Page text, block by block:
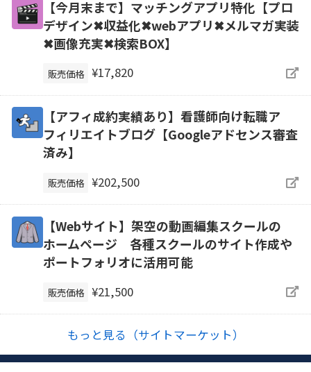
【今月末まで】マッチングアプリ特化【プロ
デザイン✖収益化✖webアプリ✖メルマガ実装
✖画像充実✖検索BOX】
販売価格 ¥17,820
【アフィ成約実績あり】看護師向け転職ア
フィリエイトブログ【Googleアドセンス審査
済み】
販売価格 ¥202,500
【Webサイト】架空の動画編集スクールの
ホームページ 各種スクールのサイト作成や
ポートフォリオに活用可能
販売価格 ¥21,500
もっと見る（サイトマーケット）